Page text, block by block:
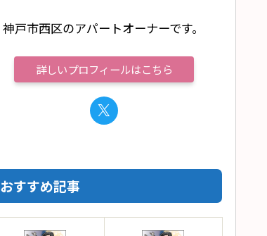
神戸市西区のアパートオーナーです。
詳しいプロフィールはこちら
おすすめ記事